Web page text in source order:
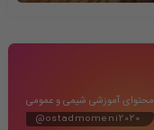
محتوای آموزشی شیمی و عمومی
@ostadmomeni2020